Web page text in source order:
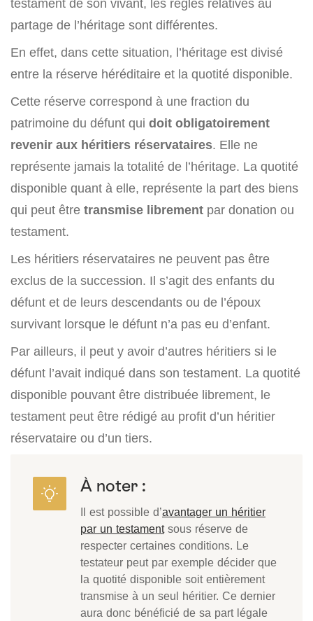
testament de son vivant, les règles relatives au
partage de l’héritage sont différentes.
En effet, dans cette situation, l’héritage est divisé
entre la réserve héréditaire et la quotité disponible.
Cette réserve correspond à une fraction du
patrimoine du défunt qui doit obligatoirement
revenir aux héritiers réservataires. Elle ne
représente jamais la totalité de l’héritage. La quotité
disponible quant à elle, représente la part des biens
qui peut être transmise librement par donation ou
testament.
Les héritiers réservataires ne peuvent pas être
exclus de la succession. Il s’agit des enfants du
défunt et de leurs descendants ou de l’époux
survivant lorsque le défunt n’a pas eu d’enfant.
Par ailleurs, il peut y avoir d’autres héritiers si le
défunt l’avait indiqué dans son testament. La quotité
disponible pouvant être distribuée librement, le
testament peut être rédigé au profit d’un héritier
réservataire ou d’un tiers.
À noter :
Il est possible d’avantager un héritier
par un testamentsous réserve de
respecter certaines conditions. Le
testateur peut par exemple décider que
la quotité disponible soit entièrement
transmise à un seul héritier. Ce dernier
aura donc bénéficié de sa part légale